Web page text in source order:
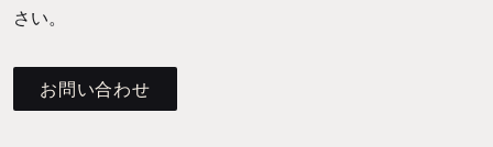
さい。
お問い合わせ